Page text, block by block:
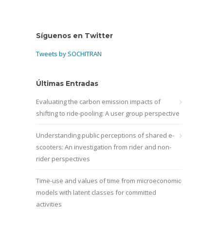
Síguenos en Twitter
Tweets by SOCHITRAN
Últimas Entradas
Evaluating the carbon emission impacts of
shifting to ride-pooling: A user group perspective
Understanding public perceptions of shared e-
scooters: An investigation from rider and non-
rider perspectives
Time-use and values of time from microeconomic
models with latent classes for committed
activities